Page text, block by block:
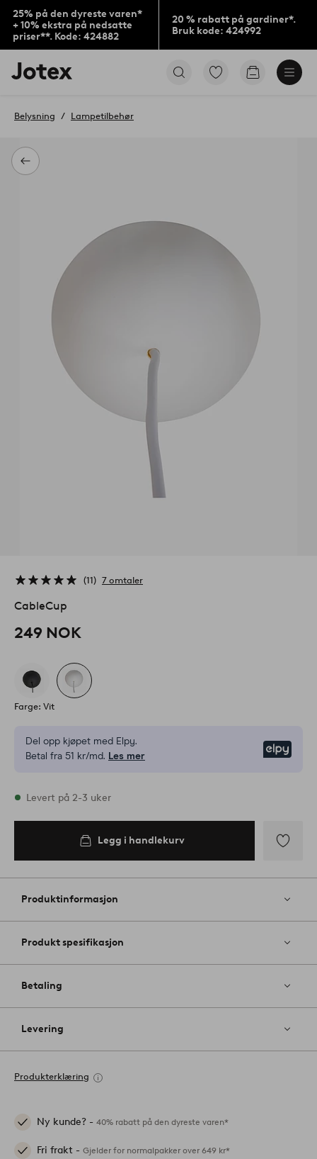
25% på den dyreste varen*
+ 10% ekstra på nedsatte
priser**. Kode: 424882
20 % rabatt på gardiner*.
Bruk kode: 424992
Jotex’
logo
til
Gå
Gå
Tilbake
Belysning Lampetilbehør
11 7 omtaler
CableCup
249 NOK
Farge: Vit
Del opp kjøpet med Elpy.
Betal fra 51 kr/md. Les mer
På lager
Levert på 2-3 uker
Legg i handlekurv
til
Produktinformasjon
Produkt spesifikasjon
Betaling
Levering
Produkterklæring
Ny kunde? - 40% rabatt på den dyreste varen*
Fri frakt - Gjelder for normalpakker over 649 kr*